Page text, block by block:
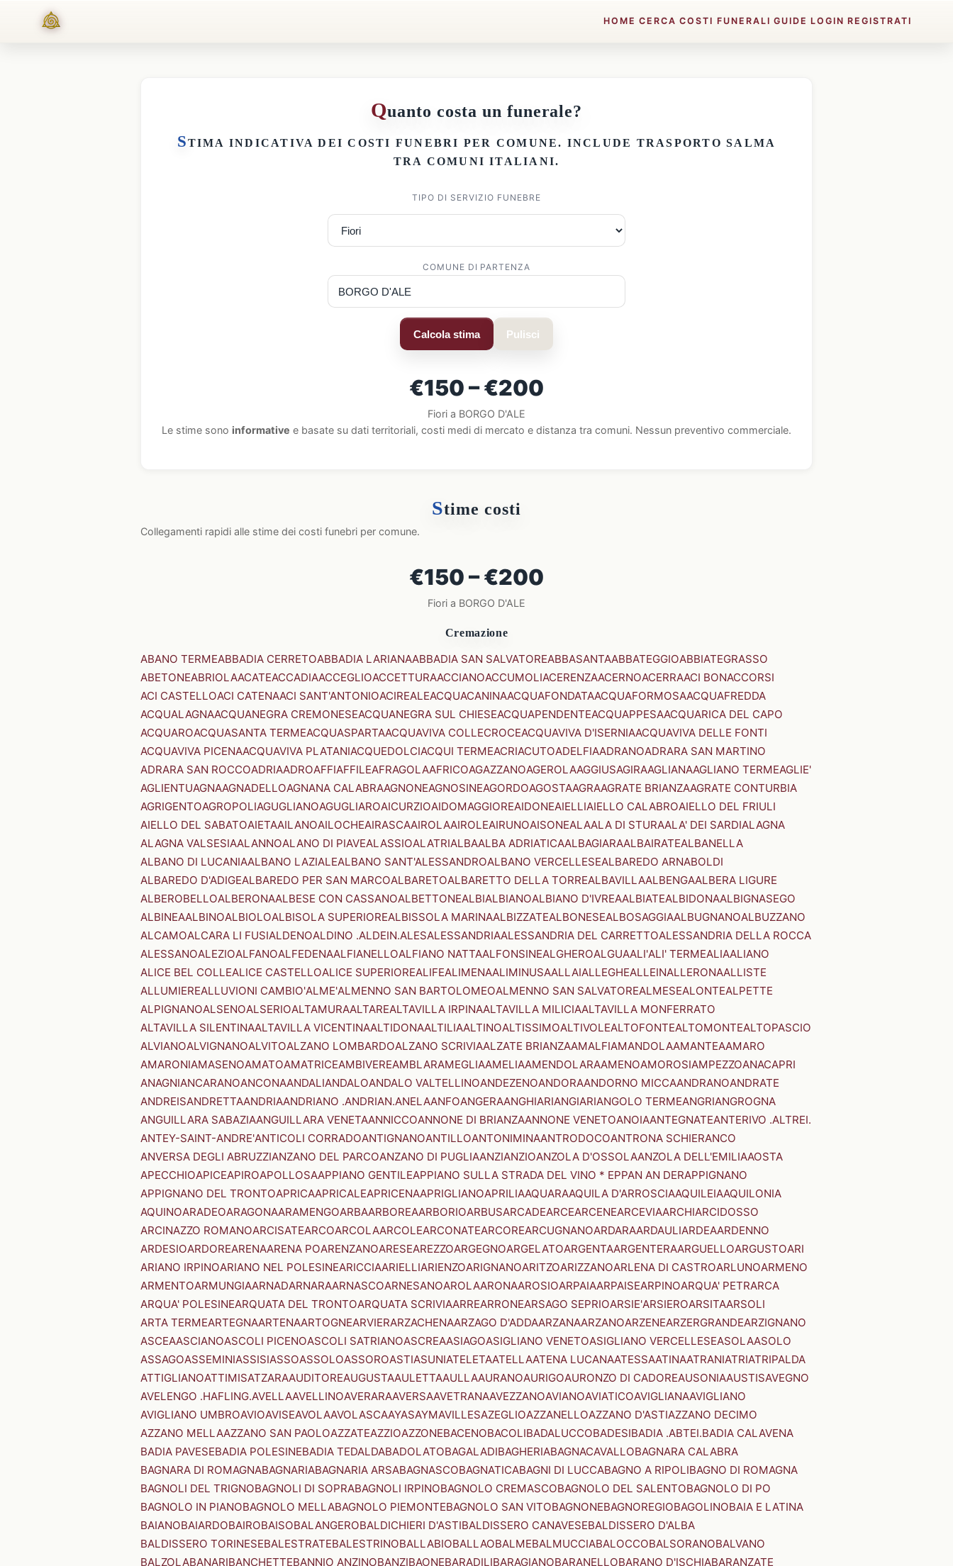
HOME CERCA COSTI FUNERALI GUIDE LOGIN REGISTRATI
Quanto costa un funerale?
STIMA INDICATIVA DEICOSTI FUNEBRI PER COMUNE. INCLUDE TRASPORTO SALMA
TRA COMUNI ITALIANI.
TIPO DI SERVIZIO FUNEBRE
COMUNE DI PARTENZA
Calcola stima Pulisci
€150 – €200
Fiori a BORGO D'ALE
Le stime sono informative e basate su dati territoriali, costi medi di mercato e distanza tra comuni. Nessun preventivo commerciale.
Stime costi
Collegamenti rapidi alle stime dei costi funebri per comune.
€150 – €200
Fiori a BORGO D'ALE
Cremazione
ABANO TERMEABBADIA CERRETOABBADIA LARIANAABBADIA SAN SALVATOREABBASANTAABBATEGGIOABBIATEGRASSO
ABETONEABRIOLAACATEACCADIAACCEGLIOACCETTURAACCIANOACCUMOLIACERENZAACERNOACERRAACI BONACCORSI
ACI CASTELLOACI CATENAACI SANT'ANTONIOACIREALEACQUACANINAACQUAFONDATAACQUAFORMOSAACQUAFREDDA
ACQUALAGNAACQUANEGRA CREMONESEACQUANEGRA SUL CHIESEACQUAPENDENTEACQUAPPESAACQUARICA DEL CAPO
ACQUAROACQUASANTA TERMEACQUASPARTAACQUAVIVA COLLECROCEACQUAVIVA D'ISERNIAACQUAVIVA DELLE FONTI
ACQUAVIVA PICENAACQUAVIVA PLATANIACQUEDOLCIACQUI TERMEACRIACUTOADELFIAADRANOADRARA SAN MARTINO
ADRARA SAN ROCCOADRIAADROAFFIAFFILEAFRAGOLAAFRICOAGAZZANOAGEROLAAGGIUSAGIRAAGLIANAAGLIANO TERMEAGLIE'
AGLIENTUAGNAAGNADELLOAGNANA CALABRAAGNONEAGNOSINEAGORDOAGOSTAAGRAAGRATE BRIANZAAGRATE CONTURBIA
AGRIGENTOAGROPOLIAGUGLIANOAGUGLIAROAICURZIOAIDOMAGGIOREAIDONEAIELLIAIELLO CALABROAIELLO DEL FRIULI
AIELLO DEL SABATOAIETAAILANOAILOCHEAIRASCAAIROLAAIROLEAIRUNOAISONEALAALA DI STURAALA' DEI SARDIALAGNA
ALAGNA VALSESIAALANNOALANO DI PIAVEALASSIOALATRIALBAALBA ADRIATICAALBAGIARAALBAIRATEALBANELLA
ALBANO DI LUCANIAALBANO LAZIALEALBANO SANT'ALESSANDROALBANO VERCELLESEALBAREDO ARNABOLDI
ALBAREDO D'ADIGEALBAREDO PER SAN MARCOALBARETOALBARETTO DELLA TORREALBAVILLAALBENGAALBERA LIGURE
ALBEROBELLOALBERONAALBESE CON CASSANOALBETTONEALBIALBIANOALBIANO D'IVREAALBIATEALBIDONAALBIGNASEGO
ALBINEAALBINOALBIOLOALBISOLA SUPERIOREALBISSOLA MARINAALBIZZATEALBONESEALBOSAGGIAALBUGNANOALBUZZANO
ALCAMOALCARA LI FUSIALDENOALDINO .ALDEIN.ALESALESSANDRIAALESSANDRIA DEL CARRETTOALESSANDRIA DELLA ROCCA
ALESSANOALEZIOALFANOALFEDENAALFIANELLOALFIANO NATTAALFONSINEALGHEROALGUAALI'ALI' TERMEALIAALIANO
ALICE BEL COLLEALICE CASTELLOALICE SUPERIOREALIFEALIMENAALIMINUSAALLAIALLEGHEALLEINALLERONAALLISTE
ALLUMIEREALLUVIONI CAMBIO'ALME'ALMENNO SAN BARTOLOMEOALMENNO SAN SALVATOREALMESEALONTEALPETTE
ALPIGNANOALSENOALSERIOALTAMURAALTAREALTAVILLA IRPINAALTAVILLA MILICIAALTAVILLA MONFERRATO
ALTAVILLA SILENTINAALTAVILLA VICENTINAALTIDONAALTILIAALTINOALTISSIMOALTIVOLEALTOFONTEALTOMONTEALTOPASCIO
ALVIANOALVIGNANOALVITOALZANO LOMBARDOALZANO SCRIVIAALZATE BRIANZAAMALFIAMANDOLAAMANTEAAMARO
AMARONIAMASENOAMATOAMATRICEAMBIVEREAMBLARAMEGLIAAMELIAAMENDOLARAAMENOAMOROSIAMPEZZOANACAPRI
ANAGNIANCARANOANCONAANDALIANDALOANDALO VALTELLINOANDEZENOANDORAANDORNO MICCAANDRANOANDRATE
ANDREISANDRETTAANDRIAANDRIANO .ANDRIAN.ANELAANFOANGERAANGHIARIANGIARIANGOLO TERMEANGRIANGROGNA
ANGUILLARA SABAZIAANGUILLARA VENETAANNICCOANNONE DI BRIANZAANNONE VENETOANOIAANTEGNATEANTERIVO .ALTREI.
ANTEY-SAINT-ANDRE'ANTICOLI CORRADOANTIGNANOANTILLOANTONIMINAANTRODOCOANTRONA SCHIERANCO
ANVERSA DEGLI ABRUZZIANZANO DEL PARCOANZANO DI PUGLIAANZIANZIOANZOLA D'OSSOLAANZOLA DELL'EMILIAAOSTA
APECCHIOAPICEAPIROAPOLLOSAAPPIANO GENTILEAPPIANO SULLA STRADA DEL VINO * EPPAN AN DERAPPIGNANO
APPIGNANO DEL TRONTOAPRICAAPRICALEAPRICENAAPRIGLIANOAPRILIAAQUARAAQUILA D'ARROSCIAAQUILEIAAQUILONIA
AQUINOARADEOARAGONAARAMENGOARBAARBOREAARBORIOARBUSARCADEARCEARCENEARCEVIAARCHIARCIDOSSO
ARCINAZZO ROMANOARCISATEARCOARCOLAARCOLEARCONATEARCOREARCUGNANOARDARAARDAULIARDEAARDENNO
ARDESIOARDOREARENAARENA POARENZANOARESEAREZZOARGEGNOARGELATOARGENTAARGENTERAARGUELLOARGUSTOARI
ARIANO IRPINOARIANO NEL POLESINEARICCIAARIELLIARIENZOARIGNANOARITZOARIZZANOARLENA DI CASTROARLUNOARMENO
ARMENTOARMUNGIAARNADARNARAARNASCOARNESANOAROLAARONAAROSIOARPAIAARPAISEARPINOARQUA' PETRARCA
ARQUA' POLESINEARQUATA DEL TRONTOARQUATA SCRIVIAARREARRONEARSAGO SEPRIOARSIE'ARSIEROARSITAARSOLI
ARTA TERMEARTEGNAARTENAARTOGNEARVIERARZACHENAARZAGO D'ADDAARZANAARZANOARZENEARZERGRANDEARZIGNANO
ASCEAASCIANOASCOLI PICENOASCOLI SATRIANOASCREAASIAGOASIGLIANO VENETOASIGLIANO VERCELLESEASOLAASOLO
ASSAGOASSEMINIASSISIASSOASSOLOASSOROASTIASUNIATELETAATELLAATENA LUCANAATESSAATINAATRANIATRIATRIPALDA
ATTIGLIANOATTIMISATZARAAUDITOREAUGUSTAAULETTAAULLAAURANOAURIGOAURONZO DI CADOREAUSONIAAUSTISAVEGNO
AVELENGO .HAFLING.AVELLAAVELLINOAVERARAAVERSAAVETRANAAVEZZANOAVIANOAVIATICOAVIGLIANAAVIGLIANO
AVIGLIANO UMBROAVIOAVISEAVOLAAVOLASCAAYASAYMAVILLESAZEGLIOAZZANELLOAZZANO D'ASTIAZZANO DECIMO
AZZANO MELLAAZZANO SAN PAOLOAZZATEAZZIOAZZONEBACENOBACOLIBADALUCCOBADESIBADIA .ABTEI.BADIA CALAVENA
BADIA PAVESEBADIA POLESINEBADIA TEDALDABADOLATOBAGALADIBAGHERIABAGNACAVALLOBAGNARA CALABRA
BAGNARA DI ROMAGNABAGNARIABAGNARIA ARSABAGNASCOBAGNATICABAGNI DI LUCCABAGNO A RIPOLIBAGNO DI ROMAGNA
BAGNOLI DEL TRIGNOBAGNOLI DI SOPRABAGNOLI IRPINOBAGNOLO CREMASCOBAGNOLO DEL SALENTOBAGNOLO DI PO
BAGNOLO IN PIANOBAGNOLO MELLABAGNOLO PIEMONTEBAGNOLO SAN VITOBAGNONEBAGNOREGIOBAGOLINOBAIA E LATINA
BAIANOBAIARDOBAIROBAISOBALANGEROBALDICHIERI D'ASTIBALDISSERO CANAVESEBALDISSERO D'ALBA
BALDISSERO TORINESEBALESTRATEBALESTRINOBALLABIOBALLAOBALMEBALMUCCIABALOCCOBALSORANOBALVANO
BALZOLABANARIBANCHETTEBANNIO ANZINOBANZIBAONEBARADILIBARAGIANOBARANELLOBARANO D'ISCHIABARANZATE